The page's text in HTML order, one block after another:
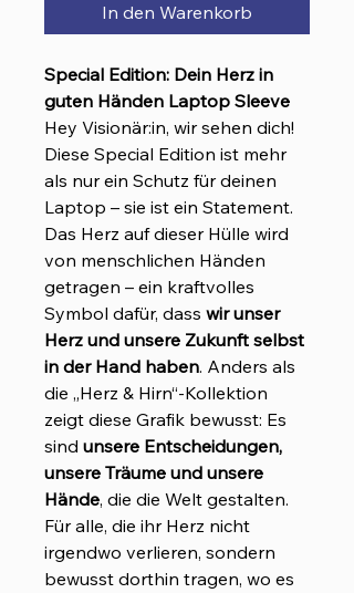
In den Warenkorb
Special Edition: Dein Herz in
guten Händen Laptop Sleeve
Hey Visionär:in, wir sehen dich!
Diese Special Edition ist mehr
als nur ein Schutz für deinen
Laptop – sie ist ein Statement.
Das Herz auf dieser Hülle wird
von menschlichen Händen
getragen – ein kraftvolles
Symbol dafür, dass wir unser
Herz und unsere Zukunft selbst
in der Hand haben. Anders als
die „Herz & Hirn“-Kollektion
zeigt diese Grafik bewusst: Es
sind unsere Entscheidungen,
unsere Träume und unsere
Hände, die die Welt gestalten.
Für alle, die ihr Herz nicht
irgendwo verlieren, sondern
bewusst dorthin tragen, wo es